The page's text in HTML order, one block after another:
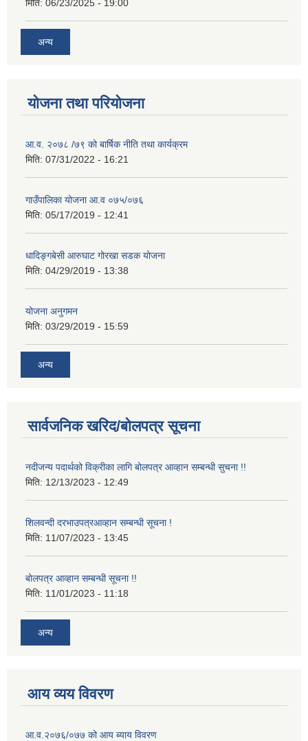
मिति: 06/23/2025 - 19:00
अन्य
योजना तथा परियोजना
आ.व. २०७८ /७९ को बार्षिक नीति तथा कार्यक्रम
मिति: 07/31/2022 - 16:21
गाउँपालिका योजना आ.व ०७५/०७६
मिति: 05/17/2019 - 12:41
धादिङ्गबेसी आरुघाट गोरखा सडक योजना
मिति: 04/29/2019 - 13:38
योजना अनुगमन
मिति: 03/29/2019 - 15:59
अन्य
सार्वजनिक खरिद/बोलपत्र सूचना
नदीजन्य पदार्थको विक्रीका लागि बोलपत्र आव्हान सम्बन्धी सुचना !!
मिति: 12/13/2023 - 12:49
शिलवन्दी दरभाउपत्रआव्हान सम्बन्धी सूचना !
मिति: 11/07/2023 - 13:45
बोलपत्र आव्हान सम्बन्धी सूचना !!
मिति: 11/01/2023 - 11:18
अन्य
आय व्यय विवरण
आ.व.२०७६/०७७ को आय ब्याय विवरण